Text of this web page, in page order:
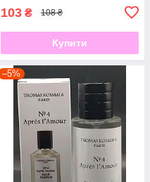
103 ₴ 108 ₴
Купити
–5%